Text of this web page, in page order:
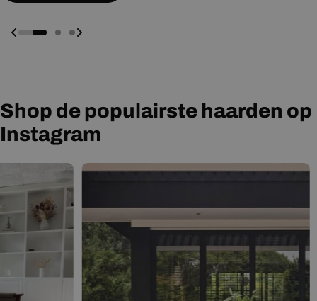
Shop de populairste haarden op
Instagram